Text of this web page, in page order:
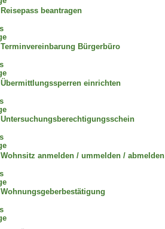
Reisepass beantragen
Terminvereinbarung Bürgerbüro
Übermittlungssperren einrichten
Untersuchungsberechtigungsschein
Wohnsitz anmelden / ummelden / abmelden
Wohnungsgeberbestätigung